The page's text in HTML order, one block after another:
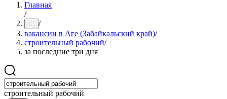
Главная
/
... /
вакансии в Аге (Забайкальский край)/
строительный рабочий/
за последние три дня
строительный рабочий